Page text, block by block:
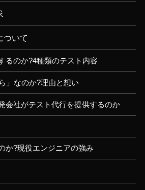
ついて
るのか?4種類のテスト内容
」なのか?理由と想い
会社がテスト代行を提供するのか
か?現役エンジニアの強み